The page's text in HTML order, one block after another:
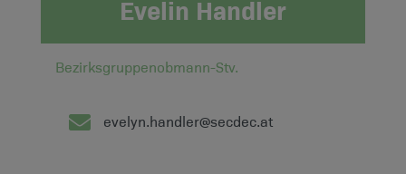
Evelin Handler
Bezirksgruppenobmann-Stv.
evelyn.handler@secdec.at